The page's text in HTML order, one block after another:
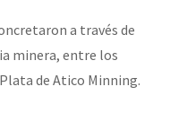
a través de
minera, entre los
de Atico Minning.